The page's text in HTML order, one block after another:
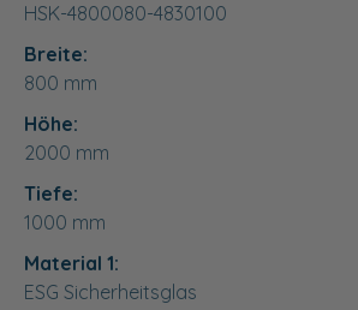
HSK-4800080-4830100
Breite:
800 mm
Höhe:
2000 mm
Tiefe:
1000 mm
Material 1:
ESG Sicherheitsglas